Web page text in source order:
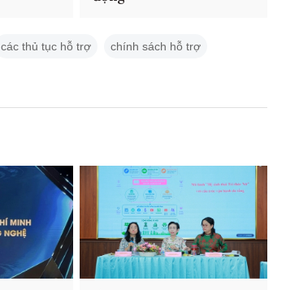
các thủ tục hỗ trợ chính sách hỗ trợ